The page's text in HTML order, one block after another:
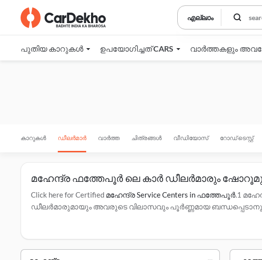
എല്ലാം
പുതിയ കാറുകൾ ഉപയോഗിച്ചത് CARS വാർത്തകളും
കാറുകൾ ഡീലർമാർ വാർത്ത ചിത്രങ്ങൾ വീഡിയോസ് റോഡ് ടെസ്റ്റ്
മഹേന്ദ്ര ഫത്തേപൂർ ലെ കാർ ഡീലർമാരും
Click here for Certified മഹേന്ദ്ര Service Centers in ഫത്തേപൂർ.1
ഡീലർമാരുമായും അവരുടെ വിലാസവും പൂർണ്ണമായ